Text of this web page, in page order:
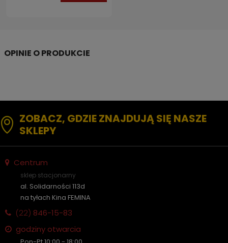
ZOBACZ, GDZIE ZNAJDUJĄ SIĘ NASZE
SKLEPY
Centrum
sklep stacjonarny
al. Solidarności 113d
na tyłach Kina FEMINA
(22) 846-15-83
godziny otwarcia